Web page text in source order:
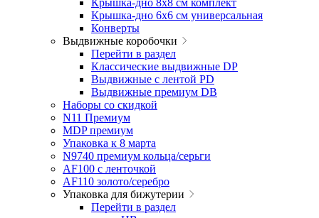
Крышка-дно 8x8 см комплект
Крышка-дно 6x6 см универсальная
Конверты
Выдвижные коробочки
Перейти в раздел
Классические выдвижные DP
Выдвижные с лентой PD
Выдвижные премиум DB
Наборы со скидкой
N11 Премиум
MDP премиум
Упаковка к 8 марта
N9740 премиум кольца/серьги
AF100 с ленточкой
AF110 золото/серебро
Упаковка для бижутерии
Перейти в раздел